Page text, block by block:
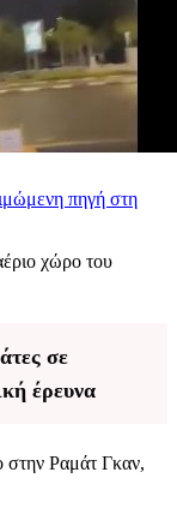
πηγή στη
χώρο του
σε
έρευνα
στην Ραμάτ Γκαν,